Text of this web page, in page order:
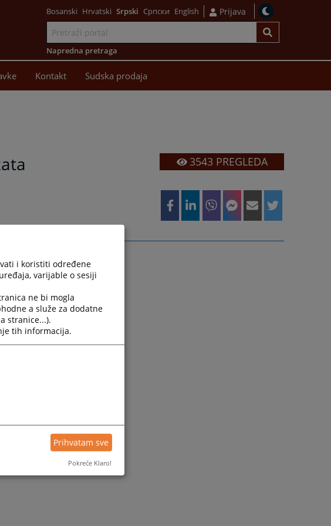
Bosanski Hrvatski Srpski Српски English Prijava
Napredna pretraga
Kontakt Sudska prodaja
3543PREGLEDA
i koristiti određene
varijable o sesiji
ne bi mogla
a služe za dodatne
stranice...).
tih informacija.
Prihvatam sve
Pokreće Klaro!